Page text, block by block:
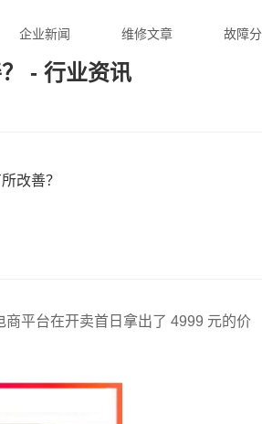
企业新闻 维修文章 故障
- 行业资讯
改善？
平台在开卖首日拿出了 4999 元的价